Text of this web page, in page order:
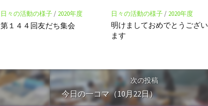
日々の活動の様子/ 2020年度
第１４４回友だち集会
日々の活動の様子/ 2020年度
明けましておめでとうござい
ます
次の投稿
今日の一コマ（10月22日）